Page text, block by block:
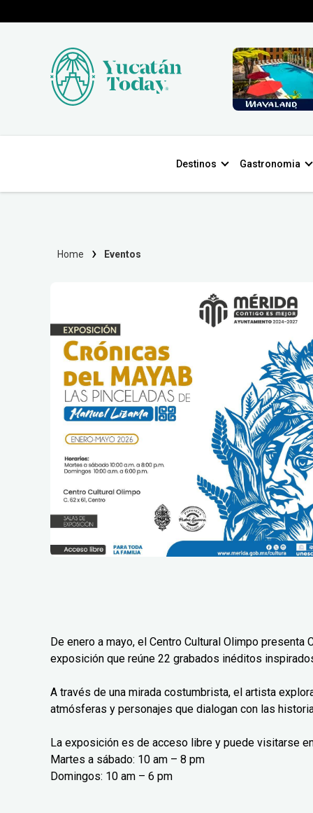
Destinos Gastronomia
Home Eventos
De enero a mayo, el Centro Cultural Olimpo
exposición que reúne 22 grabados inéditos
A través de una mirada costumbrista, el artista
atmósferas y personajes que dialogan con las
La exposición es de acceso libre y puede visitarse
Martes a sábado: 10 am – 8 pm
Domingos: 10 am – 6 pm